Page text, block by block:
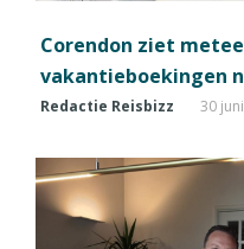
Corendon ziet
vakantieboekingen
Redactie Reisbizz 30